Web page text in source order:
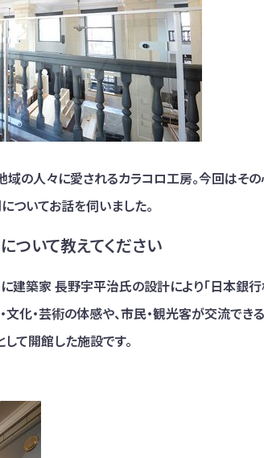
の人々に愛されるカラコロ工房。今回はそ
ついてお話を伺いました。
ついて教えてください
建築家 長野宇平治氏の設計により「日本銀
文化・芸術の体感や、市民・観光客が交流でき
して開館した施設です。